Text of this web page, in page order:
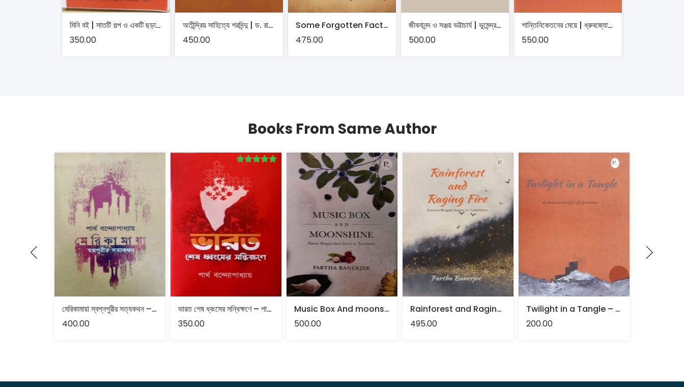
মিনি বই | সাতটি গল্প ও একটি ছড়ার সংকলন , সংকলক শিল্পী রঘুনাথ গোস্বামী
350.00
অতীন্দ্রিয় সাহিত্যে শরদিন্দু | ড. রাত্রি ঘোষাল
450.00
Some Forgotten Facts: Partition, Independence and Thereafter | Abhijit Chakrabarty
475.00
জীবনানন্দ ও সঞ্জয় ভট্টাচার্য | ভূমেন্দ্র গুহ
500.00
শান্তিনিকেতনের মেয়ে | ধ্রুবজ্যোতি নন্দী
550.00
Books From Same Author
মেরিকামায়া স্বপ্নপুরীর সত্যকথন – পার্থ বন্দ্যোপাধ্যায়
400.00
ভারত শেষ ধ্বংসের সন্ধিক্ষণে – পার্থ বন্দ্যোপাধ্যায়
out of 5
350.00
Music Box And moonshine – Partha banerjee
500.00
Rainforest and Raging Fire – Translated : Partha Banerjee
495.00
Twilight in a Tangle – Partha Banerjee
200.00